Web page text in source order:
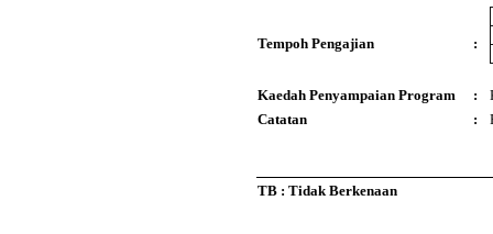
Tempoh Pengajian :
Kaedah Penyampaian Program :
Catatan
:
TB : Tidak Berkenaan